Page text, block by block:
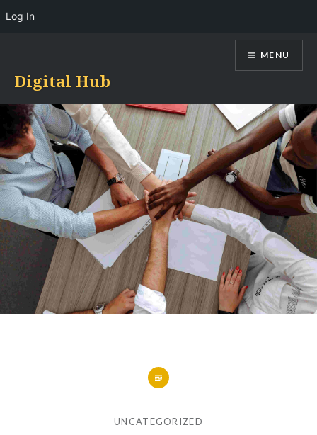
content
Digital Hub
MENU
UNCATEGORIZED
Log In